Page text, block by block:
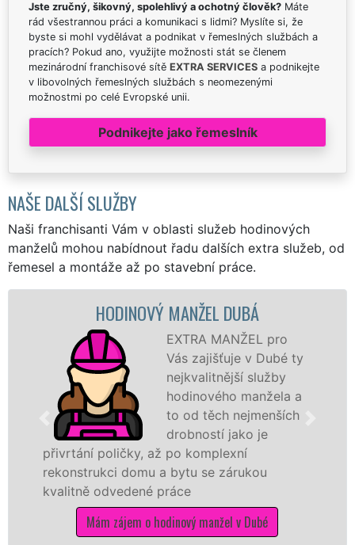
Jste zručný, šikovný, spolehlivý a ochotný člověk? Máte
rád všestrannou práci a komunikaci s lidmi? Myslíte si, že
byste si mohl vydělávat a podnikat v řemeslných službách a
pracích? Pokud ano, využijte možnosti stát se členem
mezinárodní franchisové sítě EXTRA SERVICES a podnikejte
v libovolných řemeslných službách s neomezenými
možnostmi po celé Evropské unii.
Podnikejte jako řemeslník
NAŠE DALŠÍ SLUŽBY
Naši franchisanti Vám v oblasti služeb hodinových
manželů mohou nabídnout řadu dalších extra služeb, od
řemesel a montáže až po stavební práce.
HODINOVÝ MANŽEL DUBÁ
EXTRA MANŽEL pro
Vás zajišťuje v Dubé ty
nejkvalitnější služby
hodinového manžela a
to od těch nejmenších
drobností jako je
přivrtání poličky, až po komplexní
rekonstrukci domu a bytu se zárukou
kvalitně odvedené práce
Mám zájem o hodinový manžel v Dubé